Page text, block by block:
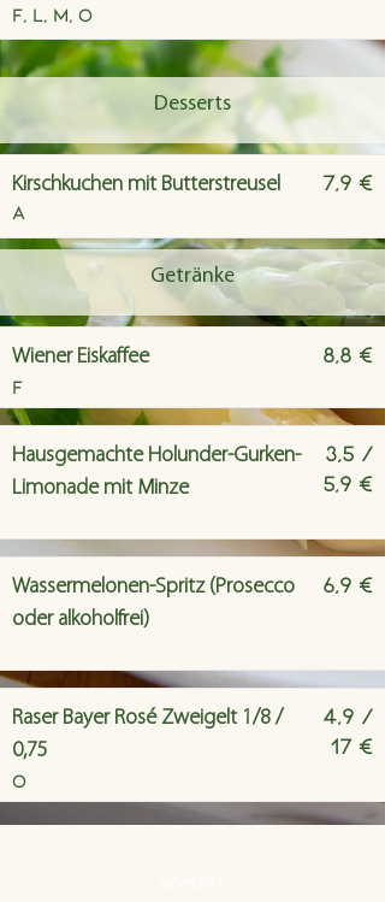
F, L, M, O
Desserts
Kirschkuchen mit Butterstreusel
A
7,9 €
Getränke
Wiener Eiskaffee
F
8,8 €
Hausgemachte Holunder-Gurken-
Limonade mit Minze
3,5 /
5,9 €
Wassermelonen-Spritz (Prosecco
oder alkoholfrei)
6,9 €
Raser Bayer Rosé Zweigelt 1/8 /
0,75
O
4,9 /
17 €